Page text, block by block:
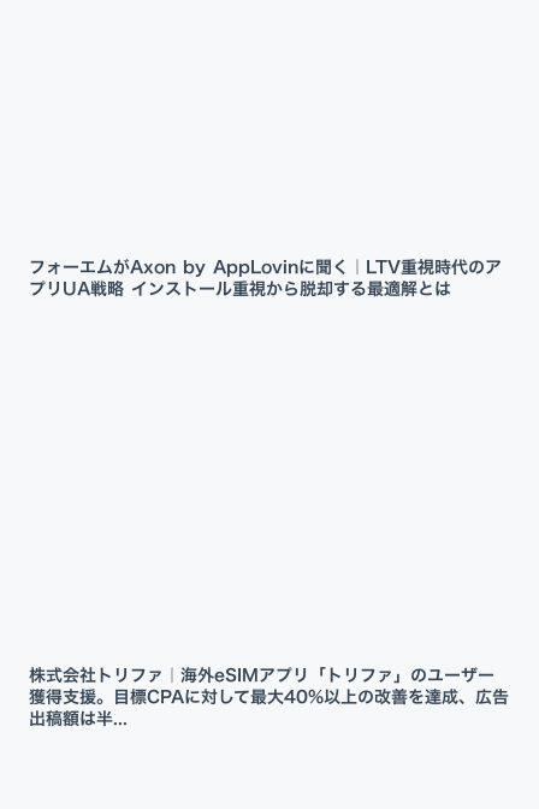
フォーエムがAxon by AppLovinに聞く｜LTV重視時代のア
プリUA戦略 インストール重視から脱却する最適解とは
株式会社トリファ｜海外eSIMアプリ「トリファ」のユーザー
獲得支援。目標CPAに対して最大40%以上の改善を達成、広告
出稿額は半...